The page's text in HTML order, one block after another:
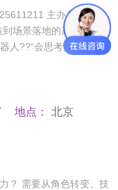
主办单位：清
场景落地的产业浪潮。
人??“会思考更会动
地点： 北京
？ 需要从角色转变、技